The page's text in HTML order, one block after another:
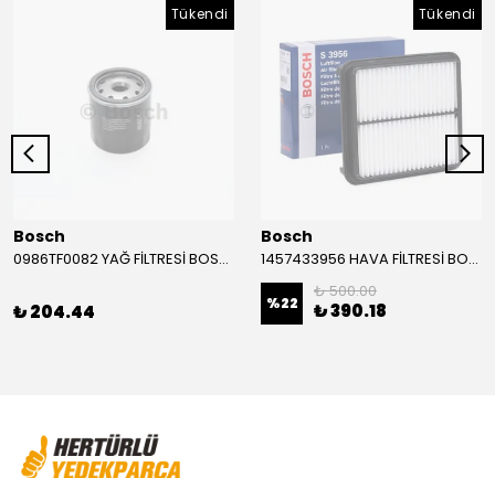
Tükendi
Bosch
0986TF0082 YAĞ FİLTRESİ BOSCH
₺ 204.44
Tükendi
Bosch
1457433956 HAVA FİLTRESİ BOSCH
%22
₺ 500.00
₺ 390.18